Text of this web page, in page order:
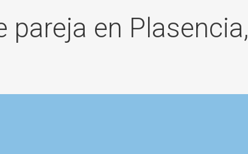
pareja en Plasencia,